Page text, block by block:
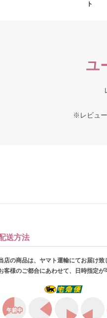
ト
ユ
※レビュ
送方法
店の商品は、ヤマト運輸にてお届け致
客様のご都合にあわせて、日時指定が